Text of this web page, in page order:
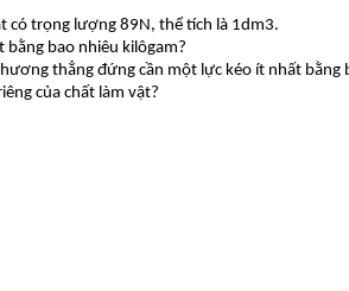
có trọng lượng 89N, thể tích là 1dm3.
bao nhiêu kilôgam?
thẳng đứng cần một lực kéo ít nhất bằng
của chất làm vật?